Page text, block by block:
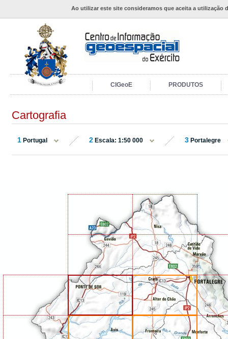
Ao utilizar este site consideramos que aceita a utilização
CIGeoE PRODUTOS
Cartografia
1 Portugal 2 Escala: 1:50 000 3 Portalegre